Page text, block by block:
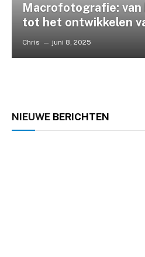
Macrofotografie: van
tot het ontwikkelen
Chris juni 8, 2025
NIEUWE BERICHTEN